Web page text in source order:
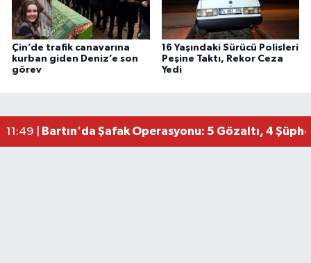
Çin’de trafik canavarına
kurban giden Deniz’e son
görev
16 Yaşındaki Sürücü Polisleri
Peşine Taktı, Rekor Ceza
Yedi
11:49 | Bartın'da Şafak Operasyonu: 5 Gözaltı, 4